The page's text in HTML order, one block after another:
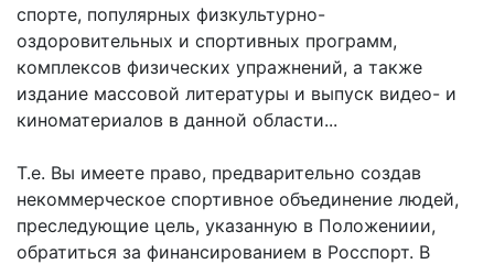
спорте, популярных физкультурно-
оздоровительных и спортивных программ,
комплексов физических упражнений, а также
издание массовой литературы и выпуск видео- и
киноматериалов в данной области...
Т.е. Вы имеете право, предварительно создав
некоммерческое спортивное объединение людей,
преследующие цель, указанную в Положениии,
обратиться за финансированием в Росспорт. В